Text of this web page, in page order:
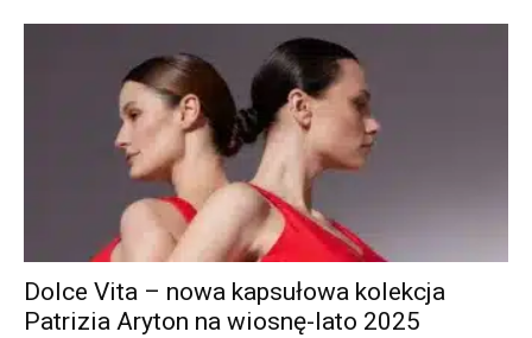
Dolce Vita – nowa kapsułowa kolekcja
Patrizia Aryton na wiosnę-lato 2025